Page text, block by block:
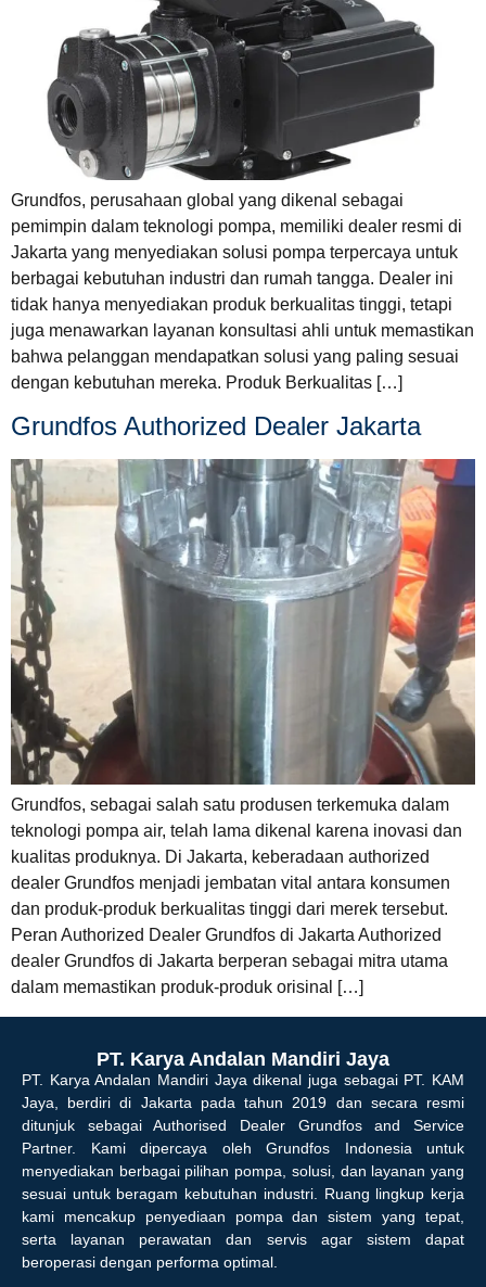
Grundfos, perusahaan global yang dikenal sebagai
pemimpin dalam teknologi pompa, memiliki dealer resmi di
Jakarta yang menyediakan solusi pompa terpercaya untuk
berbagai kebutuhan industri dan rumah tangga. Dealer ini
tidak hanya menyediakan produk berkualitas tinggi, tetapi
juga menawarkan layanan konsultasi ahli untuk memastikan
bahwa pelanggan mendapatkan solusi yang paling sesuai
dengan kebutuhan mereka. Produk Berkualitas […]
Grundfos Authorized Dealer Jakarta
Grundfos, sebagai salah satu produsen terkemuka dalam
teknologi pompa air, telah lama dikenal karena inovasi dan
kualitas produknya. Di Jakarta, keberadaan authorized
dealer Grundfos menjadi jembatan vital antara konsumen
dan produk-produk berkualitas tinggi dari merek tersebut.
Peran Authorized Dealer Grundfos di Jakarta Authorized
dealer Grundfos di Jakarta berperan sebagai mitra utama
dalam memastikan produk-produk orisinal […]
PT. Karya Andalan Mandiri Jaya
PT. Karya Andalan Mandiri Jaya dikenal juga sebagai PT. KAM
Jaya, berdiri di Jakarta pada tahun 2019 dan secara resmi
ditunjuk sebagai Authorised Dealer Grundfos and Service
Partner. Kami dipercaya oleh Grundfos Indonesia untuk
menyediakan berbagai pilihan pompa, solusi, dan layanan yang
sesuai untuk beragam kebutuhan industri. Ruang lingkup kerja
kami mencakup penyediaan pompa dan sistem yang tepat,
serta layanan perawatan dan servis agar sistem dapat
beroperasi dengan performa optimal.